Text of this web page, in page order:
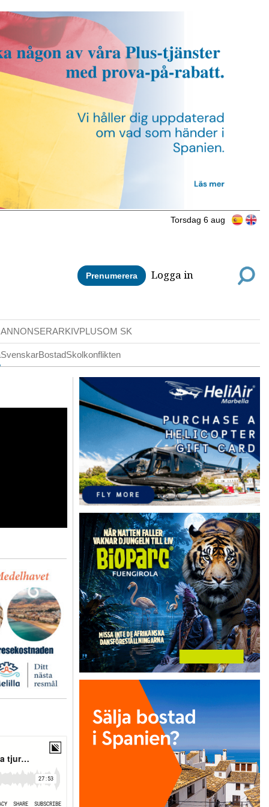
Torsdag 6 aug
Prenumerera Logga in
ARKIVPLUSOM SK
SvenskarBostadSkolkonflikten